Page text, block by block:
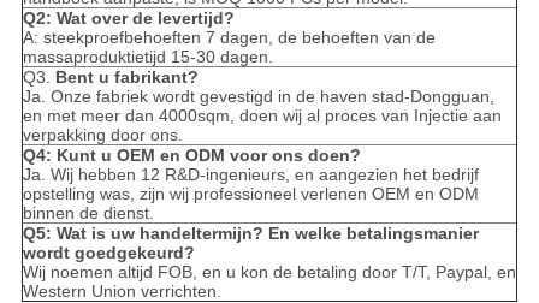
Q2: Wat over de levertijd?
A: steekproefbehoeften 7 dagen, de behoeften van de
massaproduktietijd 15-30 dagen.
Q3. Bent u fabrikant?
Ja. Onze fabriek wordt gevestigd in de haven stad-Dongguan,
en met meer dan 4000sqm, doen wij al proces van Injectie aan
verpakking door ons.
Q4: Kunt u OEM en ODM voor ons doen?
Ja. Wij hebben 12 R&D-ingenieurs, en aangezien het bedrijf
opstelling was, zijn wij professioneel verlenen OEM en ODM
binnen de dienst.
Q5: Wat is uw handeltermijn? En welke betalingsmanier
wordt goedgekeurd?
Wij noemen altijd FOB, en u kon de betaling door T/T, Paypal, en
Western Union verrichten.